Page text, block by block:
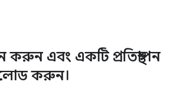
করুন এবং একটি প্রতিস্থাপন
করুন।